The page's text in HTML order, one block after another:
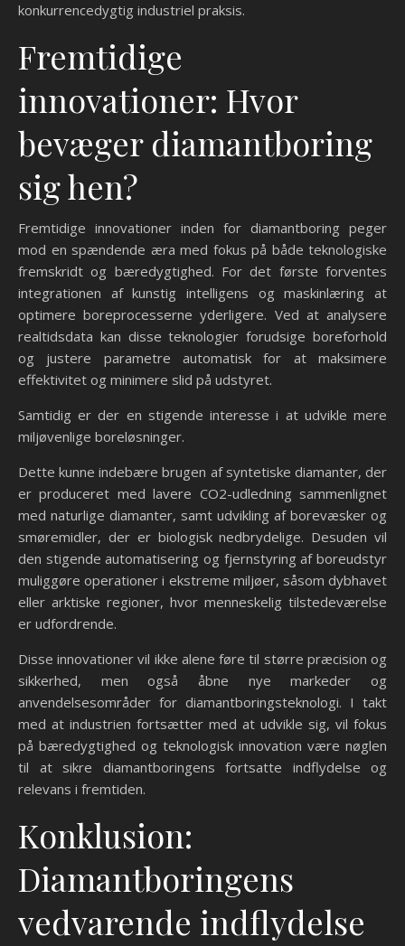
konkurrencedygtig industriel praksis.
Fremtidige
innovationer: Hvor
bevæger diamantboring
sig hen?
Fremtidige innovationer inden for diamantboring peger
mod en spændende æra med fokus på både teknologiske
fremskridt og bæredygtighed. For det første forventes
integrationen af kunstig intelligens og maskinlæring at
optimere boreprocesserne yderligere. Ved at analysere
realtidsdata kan disse teknologier forudsige boreforhold
og justere parametre automatisk for at maksimere
effektivitet og minimere slid på udstyret.
Samtidig er der en stigende interesse i at udvikle mere
miljøvenlige boreløsninger.
Dette kunne indebære brugen af syntetiske diamanter, der
er produceret med lavere CO2-udledning sammenlignet
med naturlige diamanter, samt udvikling af borevæsker og
smøremidler, der er biologisk nedbrydelige. Desuden vil
den stigende automatisering og fjernstyring af boreudstyr
muliggøre operationer i ekstreme miljøer, såsom dybhavet
eller arktiske regioner, hvor menneskelig tilstedeværelse
er udfordrende.
Disse innovationer vil ikke alene føre til større præcision og
sikkerhed, men også åbne nye markeder og
anvendelsesområder for diamantboringsteknologi. I takt
med at industrien fortsætter med at udvikle sig, vil fokus
på bæredygtighed og teknologisk innovation være nøglen
til at sikre diamantboringens fortsatte indflydelse og
relevans i fremtiden.
Konklusion:
Diamantboringens
vedvarende indflydelse